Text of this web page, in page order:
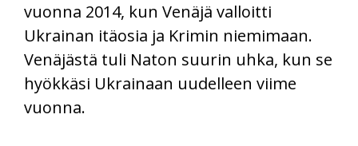
vuonna 2014, kun Venäjä valloitti
Ukrainan itäosia ja Krimin niemimaan.
Venäjästä tuli Naton suurin uhka, kun se
hyökkäsi Ukrainaan uudelleen viime
vuonna.